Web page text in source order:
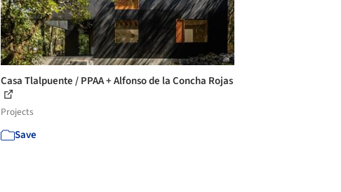
Casa Tlalpuente / PPAA + Alfonso de la Concha Rojas
Projects
Save